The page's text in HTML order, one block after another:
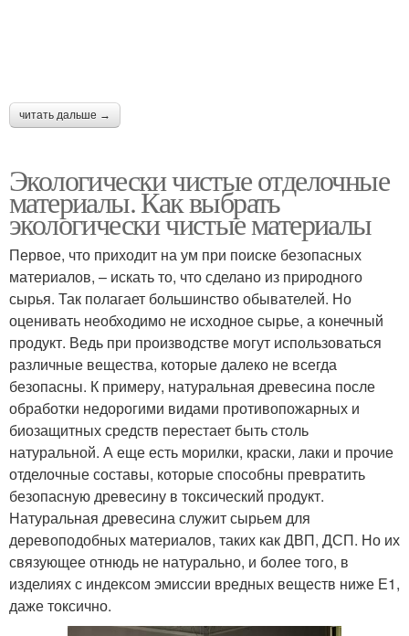
читать дальше →
Экологически чистые отделочные
материалы. Как выбрать
экологически чистые материалы
Первое, что приходит на ум при поиске безопасных
материалов, – искать то, что сделано из природного
сырья. Так полагает большинство обывателей. Но
оценивать необходимо не исходное сырье, а конечный
продукт. Ведь при производстве могут использоваться
различные вещества, которые далеко не всегда
безопасны. К примеру, натуральная древесина после
обработки недорогими видами противопожарных и
биозащитных средств перестает быть столь
натуральной. А еще есть морилки, краски, лаки и прочие
отделочные составы, которые способны превратить
безопасную древесину в токсический продукт.
Натуральная древесина служит сырьем для
деревоподобных материалов, таких как ДВП, ДСП. Но их
связующее отнюдь не натурально, и более того, в
изделиях с индексом эмиссии вредных веществ ниже Е1,
даже токсично.